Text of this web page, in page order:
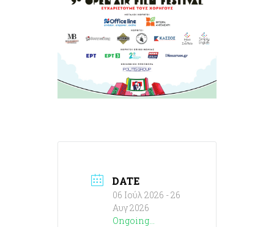
DATE
06 Ιούλ 2026 - 26
Αυγ 2026
Ongoing...